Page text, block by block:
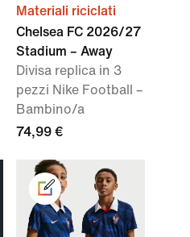
Materiali riciclati
Chelsea FC 2026/27
Stadium – Away
Divisa replica in 3
pezzi Nike Football –
Bambino/a
74,99 €